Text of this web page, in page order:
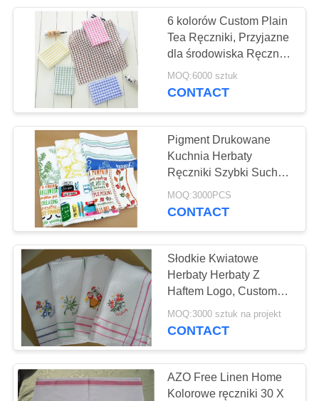
Kuchnia Herbaty
Ręczniki
30
Mongolski
Jubecznik Jubilerski
Wojskowy wojskowy
namiot
12
6 kolorów Custom Plain
Tea Ręczniki, Przyjazne
dla środowiska Ręczniki
Wafelowe
MOQ:6000 sztuk
CONTACT
Pigment Drukowane
Kuchnia Herbaty
Ręczniki Szybki Suchy
Miękki Włókienniczy Z
Lekkim
MOQ:3000PCS
CONTACT
Słodkie Kwiatowe
Herbaty Herbaty Z
Haftem Logo, Custom
Printed Herbaty
Ręczniki
MOQ:3000 sztuk na projekt
CONTACT
AZO Free Linen Home
Kolorowe ręczniki 30 X